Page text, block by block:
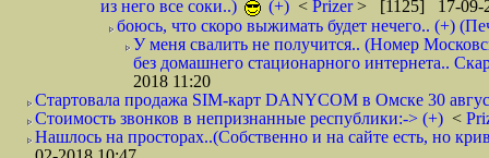
из него все соки..)
(+) < Prizer> [1125] 17-09-
боюсь, что скоро выжимать будет нечего.. (+)
У меня свалить не получится.. (Номер
без домашнего стационарного интернета..
2018 11:20
Стартовала продажа SIM-карт DANYCOM в Омске 30
Стоимость звонков в непризнанные республики:-> (+) <
Нашлось на просторах..(Собственно и на сайте есть, но